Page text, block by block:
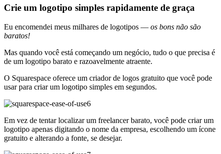
Crie um logotipo simples rapidamente de graça
Eu encomendei meus milhares de logotipos — os bons não são
baratos!
Mas quando você está começando um negócio, tudo o que precisa é
de um logotipo barato e razoavelmente atraente.
O Squarespace oferece um criador de logos gratuito que você pode
usar para criar um logotipo simples em segundos.
Em vez de tentar localizar um freelancer barato, você pode criar um
logotipo apenas digitando o nome da empresa, escolhendo um ícone
gratuito e alterando a fonte, se desejar.